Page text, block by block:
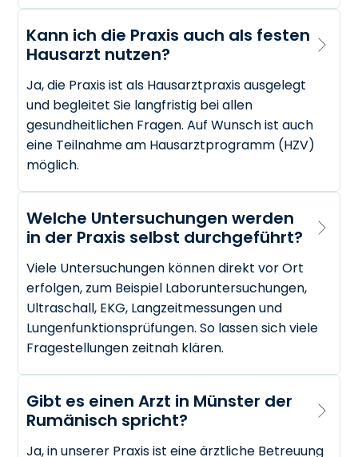
Kann ich die Praxis auch als festen
Hausarzt nutzen?
Ja, die Praxis ist als Hausarztpraxis ausgelegt
und begleitet Sie langfristig bei allen
gesundheitlichen Fragen. Auf Wunsch ist auch
eine Teilnahme am Hausarztprogramm (HZV)
möglich.
Welche Untersuchungen werden
in der Praxis selbst durchgeführt?
Viele Untersuchungen können direkt vor Ort
erfolgen, zum Beispiel Laboruntersuchungen,
Ultraschall, EKG, Langzeitmessungen und
Lungenfunktionsprüfungen. So lassen sich viele
Fragestellungen zeitnah klären.
Gibt es einen Arzt in Münster der
Rumänisch spricht?
Ja, in unserer Praxis ist eine ärztliche Betreuung